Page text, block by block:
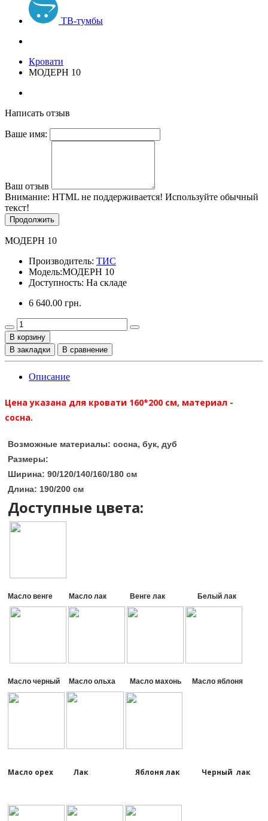
ТВ-тумбы
Кровати
МОДЕРН 10
Написать отзыв
Ваше имя:
Ваш отзыв
Внимание: HTML не поддерживается! Используйте обычный
текст!
Продолжить
МОДЕРН 10
Производитель: ТИС
Модель:МОДЕРН 10
Доступность: На складе
6 640.00 грн.
В корзину
В закладки
В сравнение
Описание
Цена указана для кровати 160*200 см, материал -
сосна.
Возможные материалы: сосна, бук, дуб
Размеры:
Ширина: 90/120/140/160/180 см
Длина: 190/200 см
Доступные цвета:
Масло венге Масло лак Венге лак Белый лак
Масло черный Масло ольха Масло махонь Масло яблоня
Масло орех Лак Яблоня лак Черный лак